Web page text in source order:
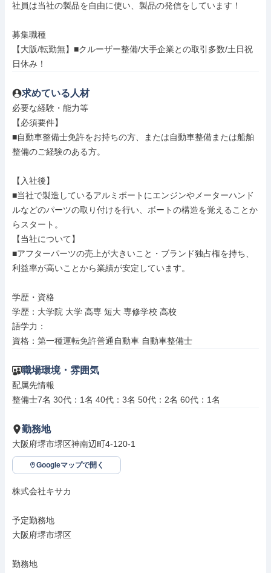
社員は当社の製品を自由に使い、製品の発信をしています！
募集職種
【大阪/転勤無】■クルーザー整備/大手企業との取引多数/土日祝
日休み！
求めている人材
必要な経験・能力等
【必須要件】
■自動車整備士免許をお持ちの方、または自動車整備または船舶
整備のご経験のある方。
【入社後】
■当社で製造しているアルミボートにエンジンやメーターハンド
ルなどのパーツの取り付けを行い、ボートの構造を覚えることか
らスタート。
【当社について】
■アフターパーツの売上が大きいこと・ブランド独占権を持ち、
利益率が高いことから業績が安定しています。
学歴・資格
学歴：大学院 大学 高専 短大 専修学校 高校
語学力：
資格：第一種運転免許普通自動車 自動車整備士
職場環境・雰囲気
配属先情報
整備士7名 30代：1名 40代：3名 50代：2名 60代：1名
勤務地
大阪府堺市堺区神南辺町4-120-1
Googleマップで開く
株式会社キサカ
予定勤務地
大阪府堺市堺区
勤務地